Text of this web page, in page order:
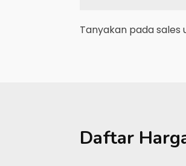
Tanyakan pada
Daftar